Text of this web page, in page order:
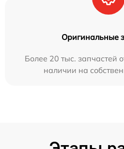
Оригинальные
Более 20 тыс. запчастей
наличии на